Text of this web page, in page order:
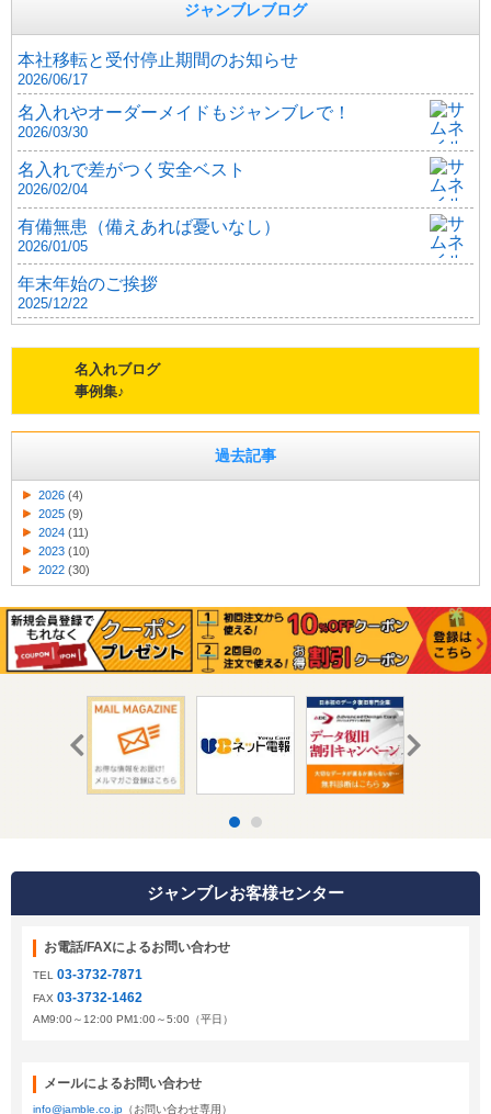
ジャンブレブログ
本社移転と受付停止期間のお知らせ
2026/06/17
名入れやオーダーメイドもジャンブレで！
2026/03/30
名入れで差がつく安全ベスト
2026/02/04
有備無患（備えあれば憂いなし）
2026/01/05
年末年始のご挨拶
2025/12/22
名入れブログ
事例集♪
過去記事
2026 (4)
2025 (9)
2024 (11)
2023 (10)
2022 (30)
ジャンブレお客様センター
お電話/FAXによるお問い合わせ
TEL 03-3732-7871
FAX 03-3732-1462
AM9:00～12:00 PM1:00～5:00（平日）
メールによるお問い合わせ
info@jamble.co.jp （お問い合わせ専用）